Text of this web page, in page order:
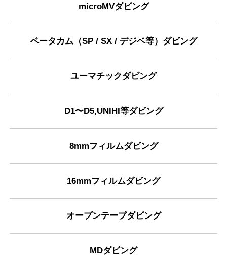
microMVダビング
ベータカム（SP / SX / デジベ等）ダビング
ユーマチックダビング
D1〜D5,UNIHI等ダビング
8mmフィルムダビング
16mmフィルムダビング
オープンテープダビング
MDダビング